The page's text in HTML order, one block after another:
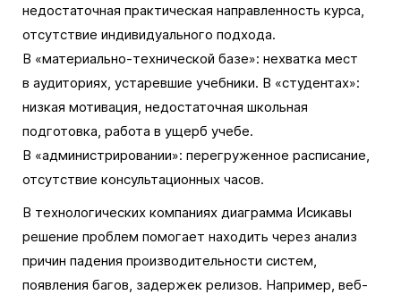
недостаточная практическая направленность курса,
отсутствие индивидуального подхода.
В «материально-технической базе»: нехватка мест
в аудиториях, устаревшие учебники. В «студентах»:
низкая мотивация, недостаточная школьная
подготовка, работа в ущерб учебе.
В «администрировании»: перегруженное расписание,
отсутствие консультационных часов.
В технологических компаниях диаграмма Исикавы
решение проблем помогает находить через анализ
причин падения производительности систем,
появления багов, задержек релизов. Например, веб-